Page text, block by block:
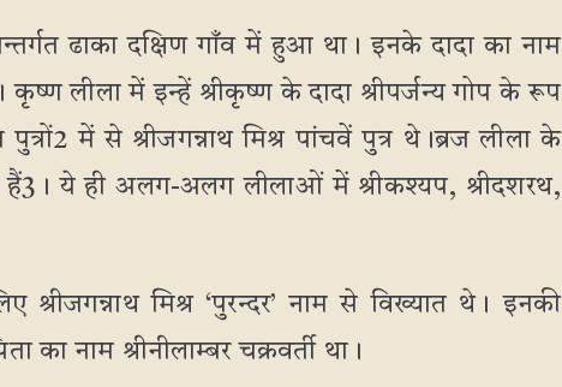
ढाका दक्षिण गाँव में हुआ था। इनके दादा का नाम
कृष्ण लीला में इन्हें श्रीकृष्ण के दादा श्रीपर्जन्य गोप के रूप
पुत्रों2 में से श्रीजगन्नाथ मिश्र पांचवें पुत्र थे।ब्रज लीला के
हैं3। ये ही अलग-अलग लीलाओं में श्रीकश्यप, श्रीदशरथ,
श्रीजगन्नाथ मिश्र ‘पुरन्दर’ नाम से विख्यात थे। इनकी
का नाम श्रीनीलाम्बर चक्रवर्ती था।